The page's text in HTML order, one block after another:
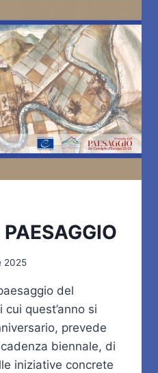
2025
del
cui quest’anno si
prevede
biennale, di
iniziative concrete